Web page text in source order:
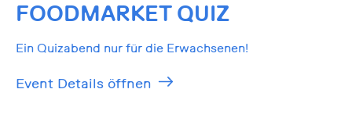
FOODMARKET QUIZ
Ein Quizabend nur für die Erwachsenen!
Event Details öffnen